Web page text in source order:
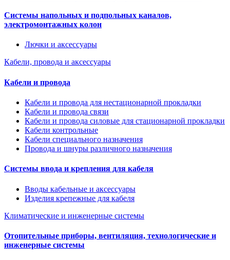
Системы напольных и подпольных каналов,
электромонтажных колон
Лючки и аксессуары
Кабели, провода и аксессуары
Кабели и провода
Кабели и провода для нестационарной прокладки
Кабели и провода связи
Кабели и провода силовые для стационарной прокладки
Кабели контрольные
Кабели специального назначения
Провода и шнуры различного назначения
Системы ввода и крепления для кабеля
Вводы кабельные и аксессуары
Изделия крепежные для кабеля
Климатические и инженерные системы
Отопительные приборы, вентиляция, технологические и
инженерные системы